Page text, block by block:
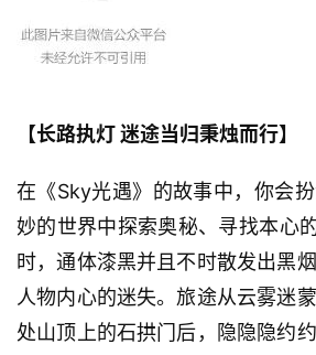
【长路执灯 迷途当归秉烛而行】
在《Sky光遇》的故事中，你会
妙的世界中探索奥秘、寻找本心
时，通体漆黑并且不时散发出黑
人物内心的迷失。旅途从云雾迷
处山顶上的石拱门后，隐隐隐约